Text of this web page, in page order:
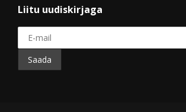
Liitu uudiskirjaga